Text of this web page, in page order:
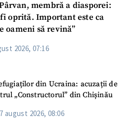
membră a diasporei:
oprită. Important este ca
oameni să revină”
2026, 07:16
din Ucraina: acuzații de
„Constructorul” din Chișinău
7 august 2026, 08:06